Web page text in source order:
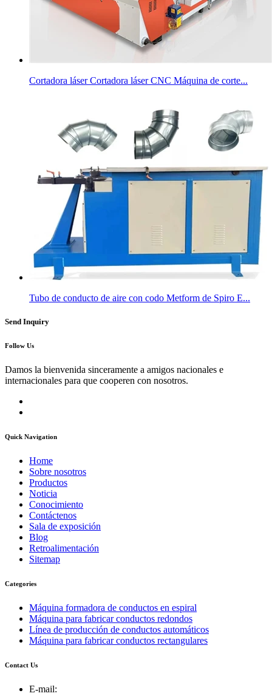
Cortadora láser Cortadora láser CNC Máquina de corte...
Tubo de conducto de aire con codo Metform de Spiro E...
Send Inquiry
Follow Us
Damos la bienvenida sinceramente a amigos nacionales e
internacionales para que cooperen con nosotros.
Quick Navigation
Home
Sobre nosotros
Productos
Noticia
Conocimiento
Contáctenos
Sala de exposición
Blog
Retroalimentación
Sitemap
Categories
Máquina formadora de conductos en espiral
Máquina para fabricar conductos redondos
Línea de producción de conductos automáticos
Máquina para fabricar conductos rectangulares
Contact Us
E-mail: